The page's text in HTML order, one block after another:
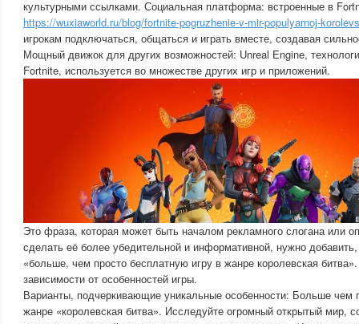
культурными ссылками. Социальная платформа: встроенные в
https://wuxiaworld.ru/blog/fortnite-pogruzhenie-v-mir-populyarnoj-
игрокам подключаться, общаться и играть вместе, создавая
Мощный движок для других возможностей: Unreal Engine,
Fortnite, используется во множестве других игр и приложений.
Это фраза, которая может быть началом рекламного слогана или
сделать её более убедительной и информативной, нужно
«больше, чем просто бесплатную игру в жанре королевская
зависимости от особенностей игры.
Варианты, подчеркивающие уникальные особенности: Больше чем
жанре «королевская битва». Исследуйте огромный открытый мир,